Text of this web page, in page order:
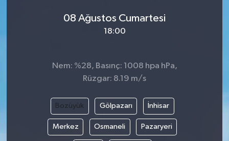
08 Ağustos Cumartesi
18:00
Nem: %28, Basınç: 1008 hpa hPa,
Rüzgar: 8.19 m/s
Bozüyük Gölpazarı İnhisar
Merkez Osmaneli Pazaryeri